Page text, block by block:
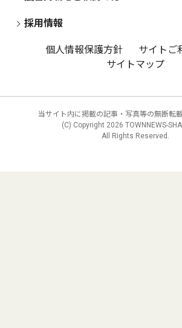
採用情報
個人情報保護方針
サイトご
サイトマップ
当サイト内に掲載の記事・写真等の無断転載
(C) Copyright 2026 TOWNNEWS-SHA
All Rights Reserved.